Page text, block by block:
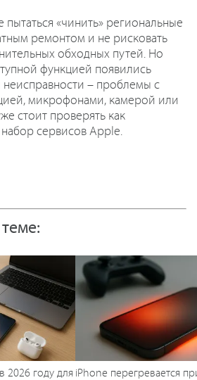
«чинить» региональные
ремонтом и не рисковать
обходных путей. Но
функцией появились
– проблемы с
микрофонами, камерой или
стоит проверять как
набор сервисов Apple.
2026 году для iPhone перегревается